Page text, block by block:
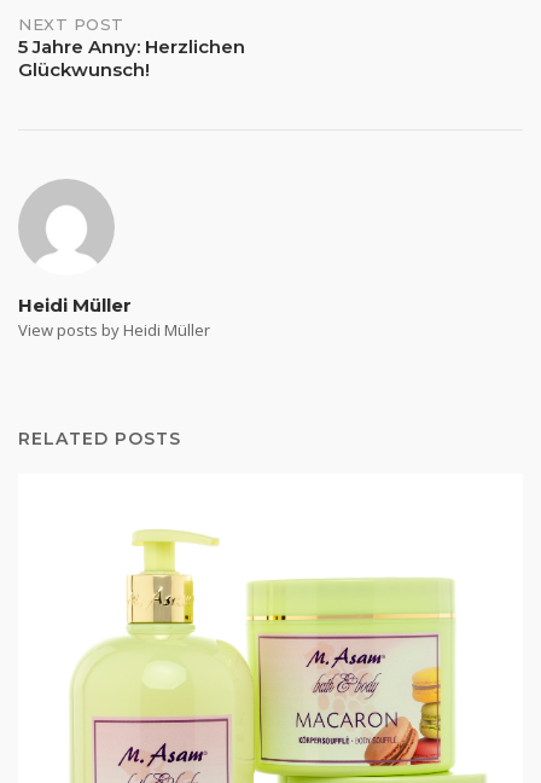
NEXT POST
5 Jahre Anny: Herzlichen
Glückwunsch!
Heidi Müller
View posts by Heidi Müller
RELATED POSTS